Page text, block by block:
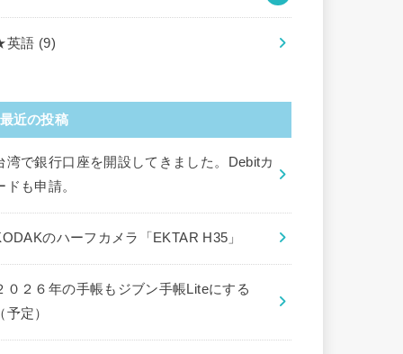
語 (9)
最近の投稿
湾で銀行口座を開設してきました。Debitカ
ドも申請。
のハーフカメラ「EKTAR H35」
０２６年の手帳もジブン手帳Liteにする
予定）